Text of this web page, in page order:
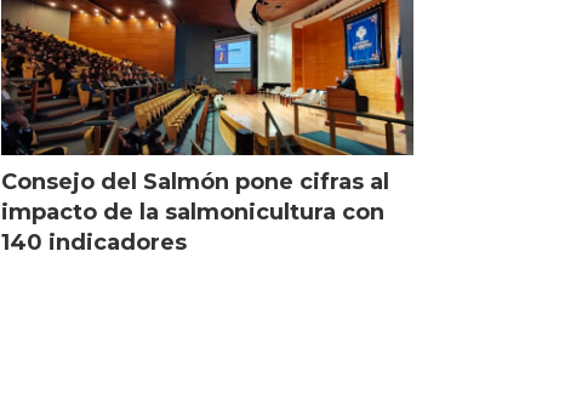
Consejo del Salmón pone cifras al
impacto de la salmonicultura con
140 indicadores